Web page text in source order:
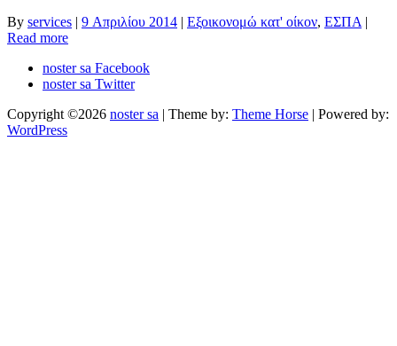
By services | 9 Απριλίου 2014 | Εξοικονομώ κατ' οίκον, ΕΣΠΑ |
Read more
noster sa Facebook
noster sa Twitter
Copyright ©2026 noster sa | Theme by: Theme Horse | Powered by:
WordPress